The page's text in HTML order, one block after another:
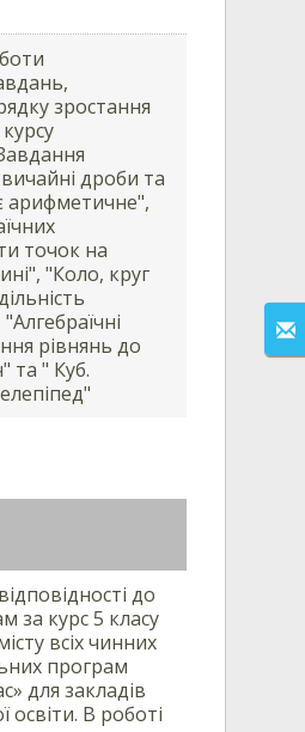
зростання
дроби та
арифметичне",
точок на
"Коло, круг
рівнянь до
та " Куб.
до
за курс 5 класу
всіх чинних
програм
для закладів
освіти. В роботі